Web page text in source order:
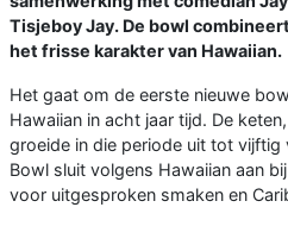
Tisjeboy Jay. De bowl
het frisse karakter van Hawaiian.
Het gaat om de eerste nieuwe
Hawaiian in acht jaar tijd. De
groeide in die periode uit tot vijftig
Bowl sluit volgens Hawaiian aan
voor uitgesproken smaken en